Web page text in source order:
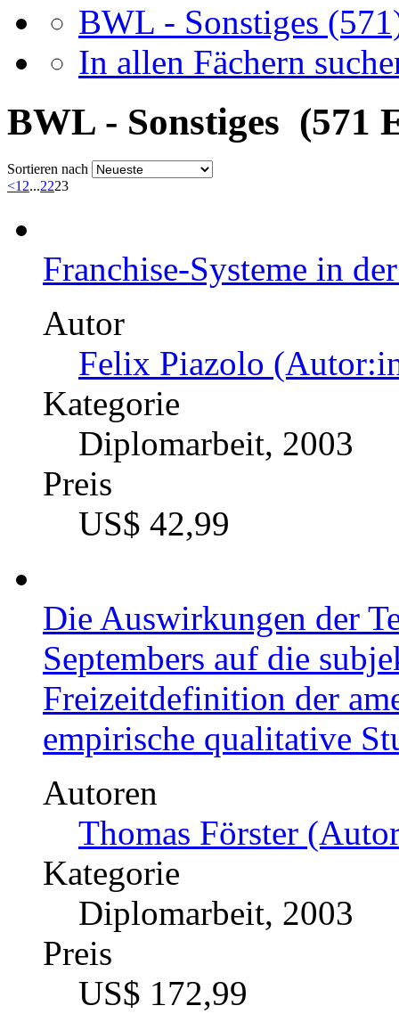
BWL - Sonstiges
In allen Fächern
BWL - Sonstiges (571
Sortieren nach
<12...2223
Franchise-Systeme in
Autor
Felix Piazolo
Kategorie
Diplomarbeit, 2003
Preis
US$ 42,99
Die Auswirkungen der
Septembers auf die
Freizeitdefinition der
empirische qualitative
Autoren
Thomas Förster
Kategorie
Diplomarbeit, 2003
Preis
US$ 172,99